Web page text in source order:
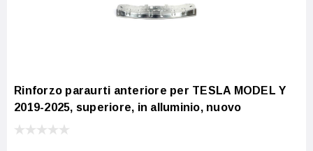
Rinforzo paraurti anteriore per TESLA MODEL Y
2019-2025, superiore, in alluminio, nuovo